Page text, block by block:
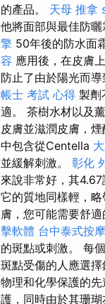
的產品。 天母 推拿
他將面部與最佳防
擎 50年後的防水面
容 應用後，在皮膚
防止了由於陽光而導
帳士 考試 心得 製劑
適。 茶樹水材以及
皮膚並滋潤皮膚，
中包含從Centella
並緩解刺激。 彰化
來說非常好，其
它的質地同樣輕，
膚，您可能需要舒適
擊軟體 台中泰式按摩
的斑點或刺激。 每
斑點受傷的人應選
物理和化學保護的先
護，同時由於其珊